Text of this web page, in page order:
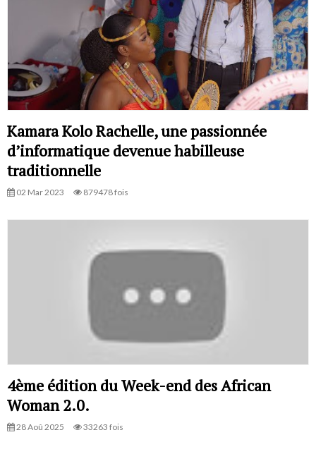
Kamara Kolo Rachelle, une passionnée
d’informatique devenue habilleuse
traditionnelle
02 Mar 2023 879478 fois
4ème édition du Week-end des African
Woman 2.0.
28 Aoû 2025 33263 fois